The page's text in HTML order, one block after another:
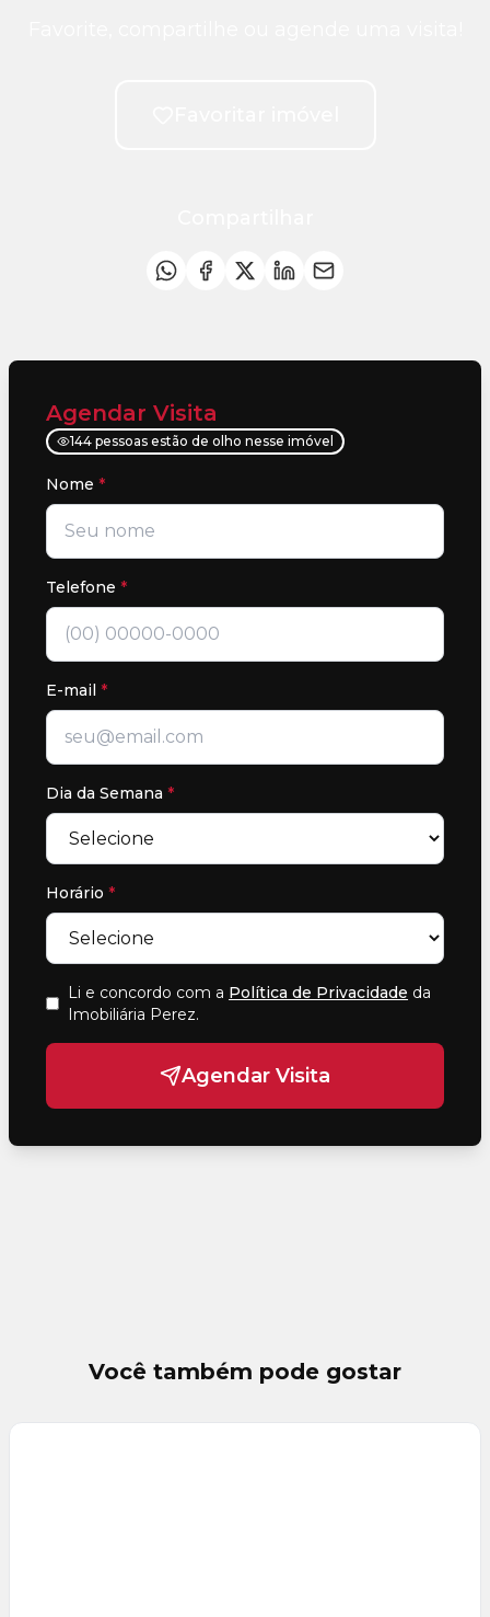
Agendar Visita
144 pessoas estão de olho nesse imóvel
Nome *
Telefone *
E-mail *
Dia da Semana *
Horário *
Li e concordo com a Política de Privacidade da
Imobiliária Perez.
Agendar Visita
Você também pode gostar